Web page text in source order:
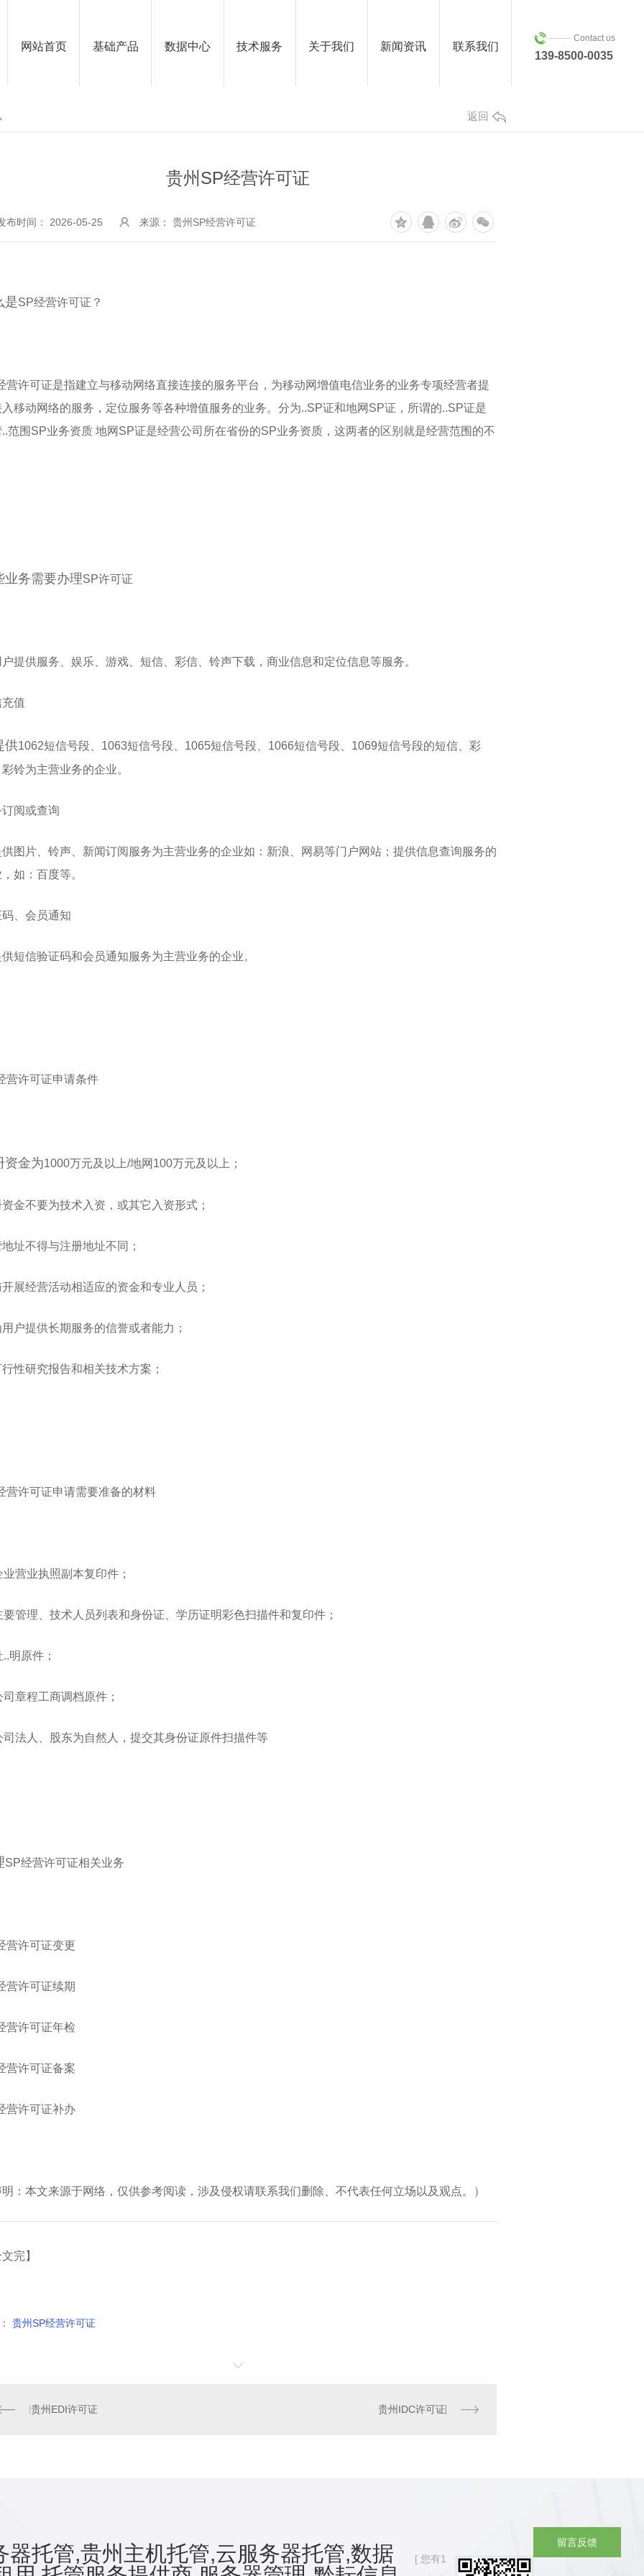
网站首页 基础产品 数据中心 技术服务 关于我们 新闻资讯 联系我们
Contact us
139-8500-0035
返回
贵州SP经营许可证
布时间： 2026-05-25 来源： 贵州SP经营许可证
是SP经营许可证？
营许可证是指建立与移动网络直接连接的服务平台，为移动网增值电信业务的业务专项经营者提
入移动网络的服务，定位服务等各种增值服务的业务。分为..SP证和地网SP证，所谓的..SP证是
..范围SP业务资质 地网SP证是经营公司所在省份的SP业务资质，这两者的区别就是经营范围的不
业务需要办理SP许可证
户提供服务、娱乐、游戏、短信、彩信、铃声下载，商业信息和定位信息等服务。
值
供1062短信号段、1063短信号段、1065短信号段、1066短信号段、1069短信号段的短信、彩
铃为主营业务的企业。
订阅或查询
供图片、铃声、新闻订阅服务为主营业务的企业如：新浪、网易等门户网站；提供信息查询服务的
如：百度等。
、会员通知
供短信验证码和会员通知服务为主营业务的企业。
营许可证申请条件
资金为1000万元及以上/地网100万元及以上；
金不要为技术入资，或其它入资形式；
址不得与注册地址不同；
展经营活动相适应的资金和专业人员；
户提供长期服务的信誉或者能力；
性研究报告和相关技术方案；
营许可证申请需要准备的材料
业营业执照副本复印件；
要管理、技术人员列表和身份证、学历证明彩色扫描件和复印件；
明原件；
司章程工商调档原件；
司法人、股东为自然人，提交其身份证原件扫描件等
SP经营许可证相关业务
营许可证变更
营许可证续期
营许可证年检
营许可证备案
营许可证补办
明：本文来源于网络，仅供参考阅读，涉及侵权请联系我们删除、不代表任何立场以及观点。）
文完】
贵州SP经营许可证
贵州EDI许可证 贵州IDC许可证
托管,贵州主机托管,云服务器托管,数据
您有1
留言反馈